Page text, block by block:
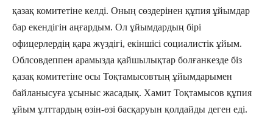
қазақ комитетіне келді. Оның сөздерінен құпия ұйымдар
бар екендігін аңғардым. Ол ұйымдардың бірі
офицерлердің қара жүздігі, екіншісі социалистік ұйым.
Облсовдеппен арамызда қайшылықтар болғанкезде біз
қазақ комитетіне осы Тоқтамысовтың ұйымдарымен
байланысуға ұсыныс жасадық. Хамит Тоқтамысов құпия
ұйым ұлттардың өзін-өзі басқаруын қолдайды деген еді.